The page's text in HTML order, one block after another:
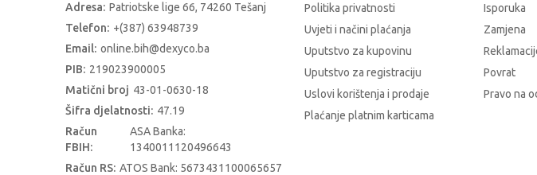
Adresa: Patriotske lige 66, 74260 Tešanj
Telefon: +(387) 63948739
Email: online.bih@dexyco.ba
PIB: 219023900005
Matični broj 43-01-0630-18
Šifra djelatnosti: 47.19
Račun
FBIH:
ASA Banka:
1340011120496643
Račun RS: ATOS Bank: 5673431100065657
Politika privatnosti
Uvjeti i načini plaćanja
Uputstvo za kupovinu
Uputstvo za registraciju
Uslovi korištenja i prodaje
Plaćanje platnim karticama
Isporuka
Zamjena
Povrat
Pravo na